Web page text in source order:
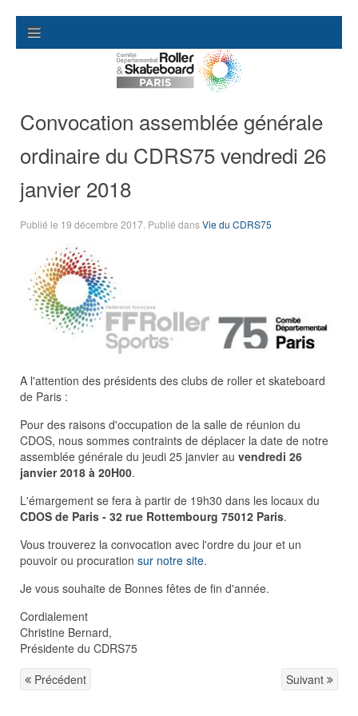
Convocation assemblée générale
ordinaire du CDRS75 vendredi 26
janvier 2018
Publié le 19 décembre 2017 . Publié dansVie du CDRS75
A l'attention des présidents des clubs de roller et skateboard
de Paris :
Pour des raisons d'occupation de la salle de réunion du
CDOS, nous sommes contraints de déplacer la date de notre
assemblée générale du jeudi 25 janvier au vendredi 26
janvier 2018 à 20H00.
L'émargement se fera à partir de 19h30 dans les locaux du
CDOS de Paris - 32 rue Rottembourg 75012 Paris.
Vous trouverez la convocation avec l'ordre du jour et un
pouvoir ou procuration sur notre site.
Je vous souhaite de Bonnes fêtes de fin d'année.
Cordialement
Christine Bernard,
Présidente du CDRS75
Précédent
Suivant